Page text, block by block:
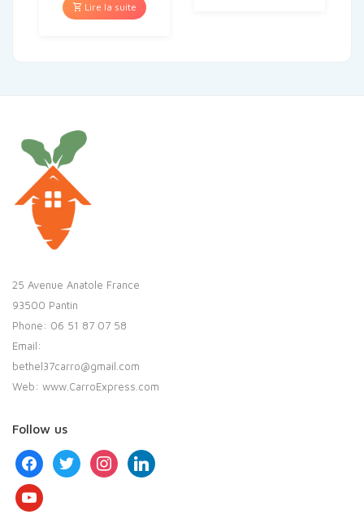
Lire la suite
25 Avenue Anatole France
93500 Pantin
Phone: 06 51 87 07 58
Email:
bethel37carro@gmail.com
Web: www.CarroExpress.com
Follow us
facebooktwitter instagramlinkedin
youtube